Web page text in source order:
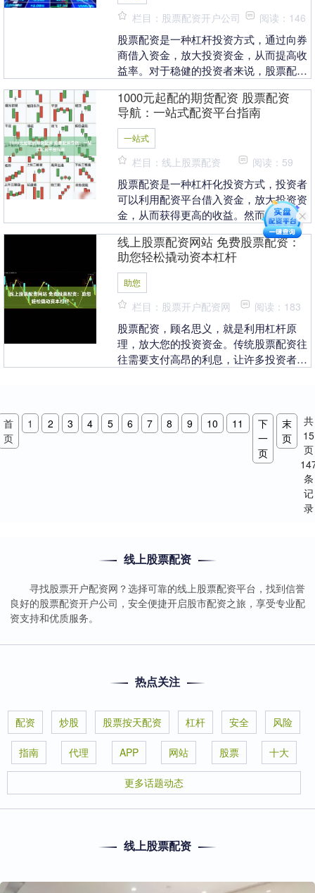
栏目：股票配资开户公司 阅读：146
股票配资是一种杠杆投资方式，通过向券
商借入资金，放大投资资金，从而提高收
益率。对于稳健的投资者来说，股票配资
配资平台应具备....
1000元起配的期货配资 股票配资
导航：一站式配资平台指南
一站式
栏目：线上股票配资 阅读：59
股票配资是一种杠杆化投资方式，投资者
可以利用配资平台借入资金，放大投资资
金，从而获得更高的收益。然而，选择合
适的配资平台至关重要，以确保资金安全
和交易顺畅。 *....
线上股票配资网站 免费股票配资：
助您轻松撬动资本杠杆
助您
栏目：股票开户配资网 阅读：183
股票配资，顾名思义，就是利用杠杆原
理，放大您的投资资金。传统股票配资往
往需要支付高昂的利息，让许多投资者望
首
页
1 2 3 4 5 6 7 8 9 10 11
下
一
页
末
页
共
15
页
条
记
录
线上股票配资
寻找股票开户配资网？选择可靠的线上股票配资平台，找到信誉
良好的股票配资开户公司，安全便捷开启股市配资之旅，享受专业配
资支持和优质服务。
热点关注
配资 炒股 股票按天配资 杠杆 安全 风险
指南 代理 APP 网站 股票 十大
更多话题动态
线上股票配资